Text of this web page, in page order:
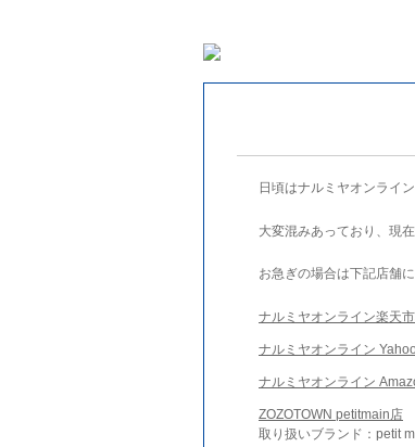
日頃はナルミヤオンライ
大変混みあっており、現
お急ぎの場合は下記店舗
ナルミヤオンライン楽天
ナルミヤオンライン
ナルミヤオンライン
ZOZOTOWN petitmain店
取り扱いブランド：petit